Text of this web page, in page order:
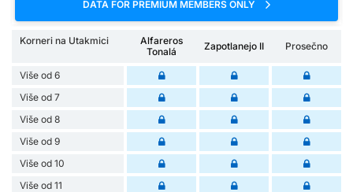
DATA FOR PREMIUM MEMBERS ONLY
Korneri na Utakmici
Alfareros
Tonalá
Zapotlanejo II Prosečno
Više od 6
Više od 7
Više od 8
Više od 9
Više od 10
Više od 11